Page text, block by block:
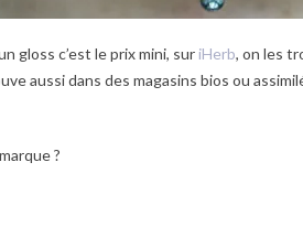
gloss c’est le prix mini, sur iHerb, on les
aussi dans des magasins bios ou
?